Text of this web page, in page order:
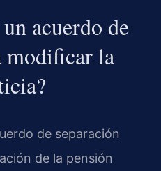
acuerdo de
modificar la
de separación
de la pensión